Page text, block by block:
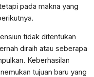
pada makna yang
tidak ditentukan
diraih atau seberapa
Keberhasilan
tujuan baru yang